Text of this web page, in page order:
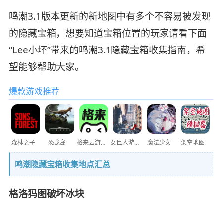
鸣潮3.1版本更新的新地图中有多个不容易被发现
的隐藏宝箱，想要知道宝箱位置的玩家请看下面
“Lee小坏”带来的鸣潮3.1隐藏宝箱收集指南，希
望能够帮助大家。
爆款游戏推荐
森林之子 恐龙岛 格来云游戏 女巨人游乐场 魔法少女 架空地图
鸣潮隐藏宝箱收集地点汇总
格洛犸图破坏冰块